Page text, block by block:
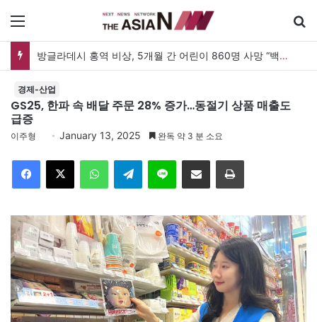
방글라데시 홍역 비상, 5개월 간 어린이 860명 사망 “백신 조달 시스템 변경이 화근”
경제-산업
GS25, 한파 속 배달 주문 28% 증가…동절기 상품 매출도
급증
이주형 January 13, 2025 완독 약 3 분 소요
Telegram 이메일